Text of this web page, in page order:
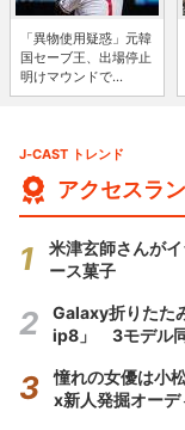
「異物使用疑惑」元韓
国セーブ王、出場停止
明けマウンドで...
J-CAST トレンド
アクセスラ
米津玄師さんが
ース菓子
Galaxy折りたた
ip8」 3モデル
憧れの女優は小
x新人発掘オー